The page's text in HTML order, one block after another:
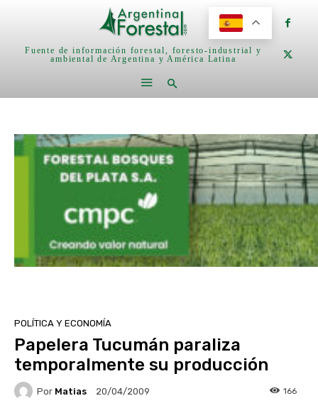
Fuente de información forestal, foresto-industrial y
ambiental de Argentina y América Latina
POLÍTICA Y ECONOMÍA
Papelera Tucumán paraliza
temporalmente su producción
Por Matias 20/04/2009 166